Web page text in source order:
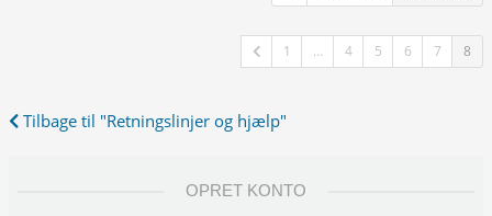
1 … 4 5 6 7 8
Tilbage til "Retningslinjer og hjælp"
OPRET KONTO